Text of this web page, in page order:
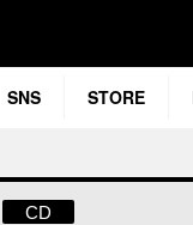
SNS STORE
CD